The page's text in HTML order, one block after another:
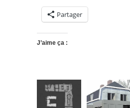
Partager
J’aime ça :